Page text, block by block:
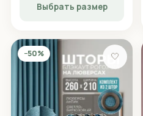
Выбрать размер
−50% 🤍